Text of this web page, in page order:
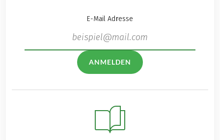
E-Mail Adresse
ANMELDEN